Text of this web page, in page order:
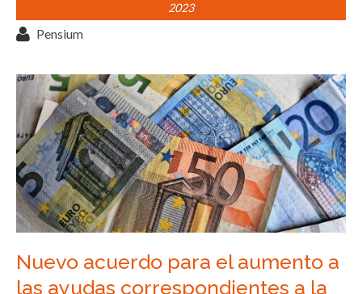
2023
Pensium
Nuevo acuerdo para el aumento a
las ayudas correspondientes a la